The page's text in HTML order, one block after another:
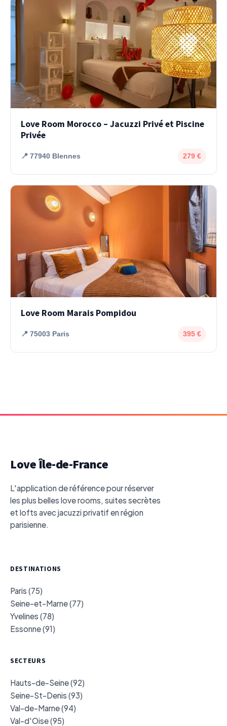
Love Room Morocco – Jacuzzi Privé et Piscine
Privée
📍 77940 Blennes 279 €
Love Room Marais Pompidou
📍 75003 Paris 395 €
Love Île-de-France
L'application de référence pour réserver
les plus belles love rooms, suites secrètes
et lofts avec jacuzzi privatif en région
parisienne.
DESTINATIONS
Paris (75)
Seine-et-Marne (77)
Yvelines (78)
Essonne (91)
SECTEURS
Hauts-de-Seine (92)
Seine-St-Denis (93)
Val-de-Marne (94)
Val-d'Oise (95)